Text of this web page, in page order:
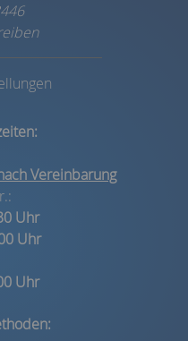
Vereinbarung
Uhr
Uhr
Uhr